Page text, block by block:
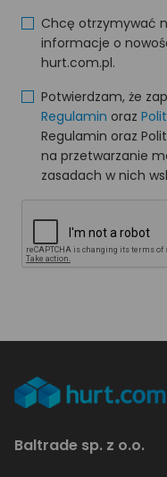
Chcę otrzymywać
informacje o
hurt.com.pl.
Potwierdzam, że
Regulamin oraz
Regulamin oraz
na przetwarzanie
zasadach w nich
Baltrade sp. z o.o.